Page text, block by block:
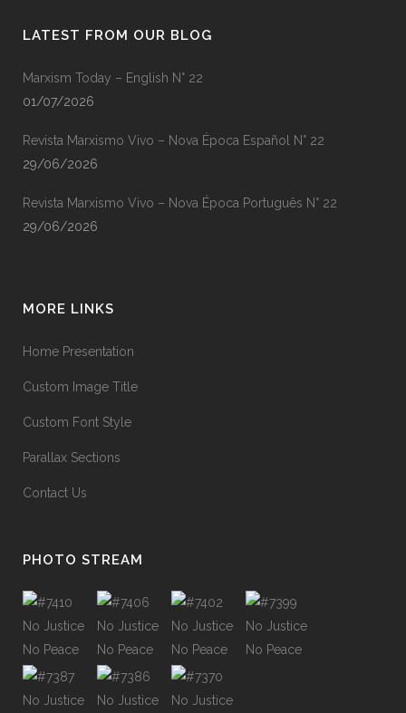
LATEST FROM OUR BLOG
Marxism Today – English N° 22
01/07/2026
Revista Marxismo Vivo – Nova Época Español N° 22
29/06/2026
Revista Marxismo Vivo – Nova Época Português N° 22
29/06/2026
MORE LINKS
Home Presentation
Custom Image Title
Custom Font Style
Parallax Sections
Contact Us
PHOTO STREAM